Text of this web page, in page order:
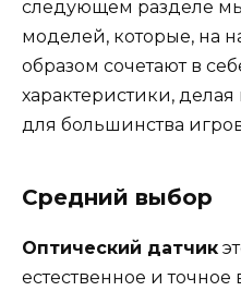
следующем разделе
моделей, которые, на
образом сочетают в
характеристики,
для большинства
Средний выбор
Оптический датчик
естественное и